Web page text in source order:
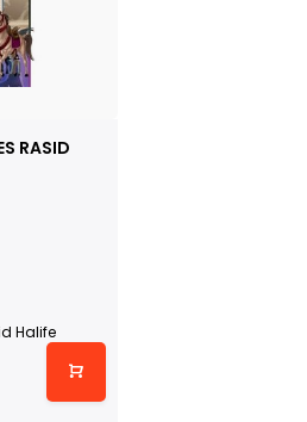
RASID
Halife